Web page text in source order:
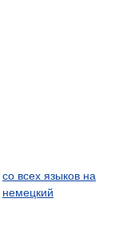
со всех языков на
немецкий